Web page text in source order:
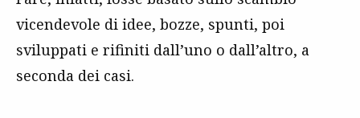
vicendevole di idee, bozze, spunti, poi
sviluppati e rifiniti dall’uno o dall’altro, a
seconda dei casi.